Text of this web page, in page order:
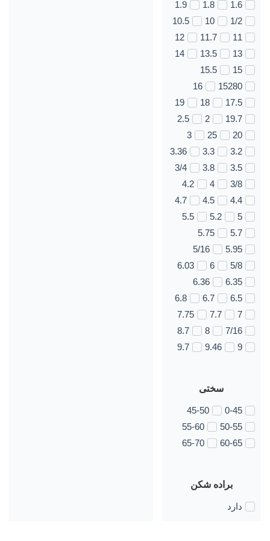
1.6
1.8
1.9
1/2
10
10.5
11
11.7
12
13
13.5
14
15
15.5
15280
16
17.5
18
19
19.7
2
2.5
20
25
3
3.2
3.3
3.36
3.5
3.8
3/4
3/8
4
4.2
4.4
4.5
4.7
5
5.2
5.5
5.7
5.75
5.95
5/16
5/8
6
6.03
6.35
6.36
6.5
6.7
6.8
7
7.7
7.75
7/16
8
8.7
9
9.46
9.7
سختی
0-45
45-50
50-55
55-60
60-65
65-70
براده شکن
دارد